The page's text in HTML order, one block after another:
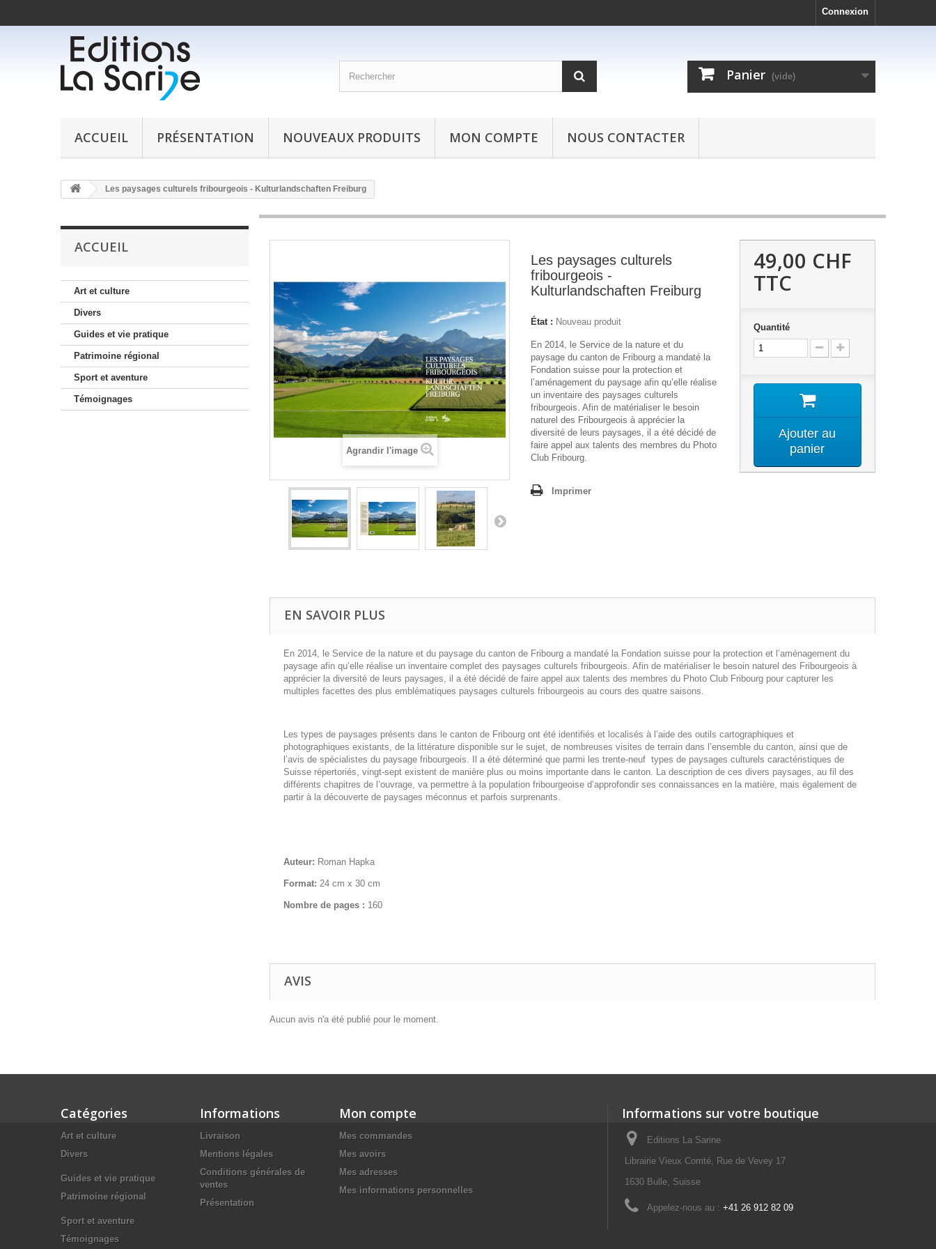
Connexion
Panier (vide)
ACCUEIL PRÉSENTATION NOUVEAUX PRODUITS MON COMPTE NOUS CONTACTER
Les paysages culturels fribourgeois - Kulturlandschaften Freiburg
ACCUEIL
Art et culture
Divers
Guides et vie pratique
Patrimoine régional
Sport et aventure
Témoignages
Agrandir l'image
Les paysages culturels
fribourgeois -
Kulturlandschaften Freiburg
État : Nouveau produit
En 2014, le Service de la nature et du
paysage du canton de Fribourg a mandaté la
Fondation suisse pour la protection et
l’aménagement du paysage afin qu’elle réalise
un inventaire des paysages culturels
fribourgeois. Afin de matérialiser le besoin
naturel des Fribourgeois à apprécier la
diversité de leurs paysages, il a été décidé de
faire appel aux talents des membres du Photo
Club Fribourg.
Imprimer
49,00 CHF
TTC
Quantité
Ajouter au
panier
EN SAVOIR PLUS
En 2014, le Service de la nature et du paysage du canton de Fribourg a mandaté la Fondation suisse pour la protection et l’aménagement du
paysage afin qu’elle réalise un inventaire complet des paysages culturels fribourgeois. Afin de matérialiser le besoin naturel des Fribourgeois à
apprécier la diversité de leurs paysages, il a été décidé de faire appel aux talents des membres du Photo Club Fribourg pour capturer les
multiples facettes des plus emblématiques paysages culturels fribourgeois au cours des quatre saisons.
Les types de paysages présents dans le canton de Fribourg ont été identifiés et localisés à l’aide des outils cartographiques et
photographiques existants, de la littérature disponible sur le sujet, de nombreuses visites de terrain dans l’ensemble du canton, ainsi que de
l’avis de spécialistes du paysage fribourgeois. Il a été déterminé que parmi les trente-neuf types de paysages culturels caractéristiques de
Suisse répertoriés, vingt-sept existent de manière plus ou moins importante dans le canton. La description de ces divers paysages, au fil des
différents chapitres de l’ouvrage, va permettre à la population fribourgeoise d’approfondir ses connaissances en la matière, mais également de
partir à la découverte de paysages méconnus et parfois surprenants.
Auteur: Roman Hapka
Format: 24 cm x 30 cm
Nombre de pages : 160
AVIS
Aucun avis n'a été publié pour le moment.
Catégories
Art et culture
Divers
Guides et vie pratique
Patrimoine régional
Sport et aventure
Témoignages
Informations
Livraison
Mentions légales
Conditions générales de
ventes
Présentation
Mon compte
Mes commandes
Mes avoirs
Mes adresses
Mes informations personnelles
Informations sur votre boutique
Editions La Sarine
Librairie Vieux Comté, Rue de Vevey 17
1630 Bulle, Suisse
Appelez-nous au : +41 26 912 82 09